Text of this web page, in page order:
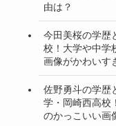
由は？
今田美桜の学歴
校！大学や中学
画像がかわいす
佐野勇斗の学歴
学・岡崎西高校
のかっこいい画